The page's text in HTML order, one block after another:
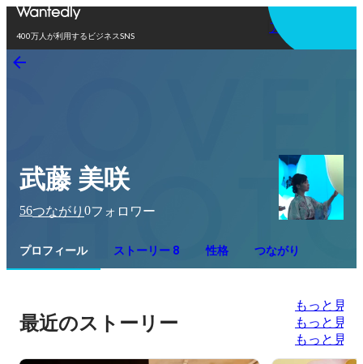
400万人が利用するビジネスSNS
アプリを使う
武藤 美咲
56つながり 0フォロワー
プロフィール ストーリー 8 性格 つながり
最近のストーリー
もっと見る
もっと見る
もっと見る